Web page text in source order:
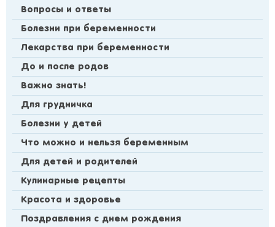
Вопросы и ответы
Болезни при беременности
Лекарства при беременности
До и после родов
Важно знать!
Для грудничка
Болезни у детей
Что можно и нельзя беременным
Для детей и родителей
Кулинарные рецепты
Красота и здоровье
Поздравления с днем рождения